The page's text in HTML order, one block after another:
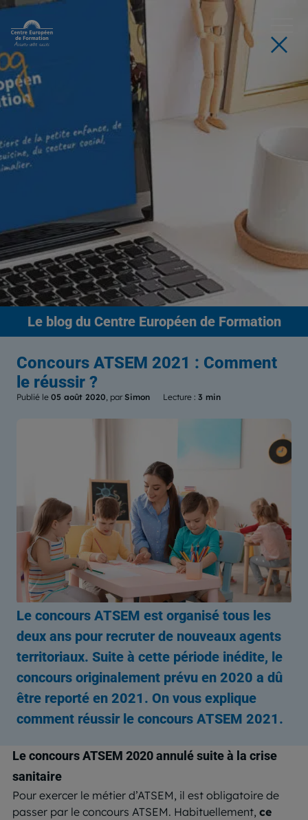
Le blogdu Centre Européen de Formation
Concours ATSEM 2021 : Comment
le réussir ?
Publié le 05 août 2020, par Simon Lecture : 3 min
Le concours ATSEM est organisé tous les
deux ans pour recruter de nouveaux agents
territoriaux. Suite à cette période inédite, le
concours originalement prévu en 2020 a dû
être reporté en 2021. On vous explique
comment réussir le concours ATSEM 2021.
Le concours ATSEM 2020 annulé suite à la crise
sanitaire
Pour exercer le métier d’ATSEM, il est obligatoire de
passer par le concours ATSEM. Habituellement, ce